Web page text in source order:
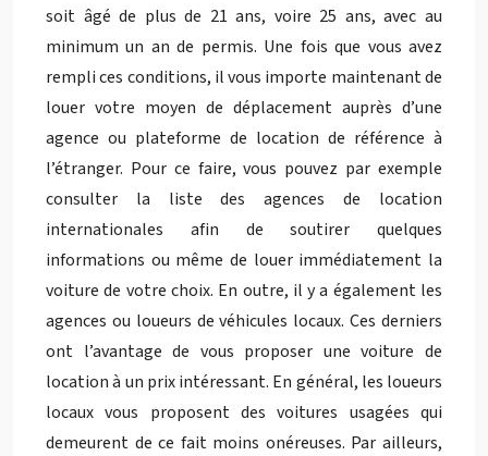
soit âgé de plus de 21 ans, voire 25 ans, avec au
minimum un an de permis. Une fois que vous avez
rempli ces conditions, il vous importe maintenant de
louer votre moyen de déplacement auprès d’une
agence ou plateforme de location de référence à
l’étranger. Pour ce faire, vous pouvez par exemple
consulter la liste des agences de location
internationales afin de soutirer quelques
informations ou même de louer immédiatement la
voiture de votre choix. En outre, il y a également les
agences ou loueurs de véhicules locaux. Ces derniers
ont l’avantage de vous proposer une voiture de
location à un prix intéressant. En général, les loueurs
locaux vous proposent des voitures usagées qui
demeurent de ce fait moins onéreuses. Par ailleurs,